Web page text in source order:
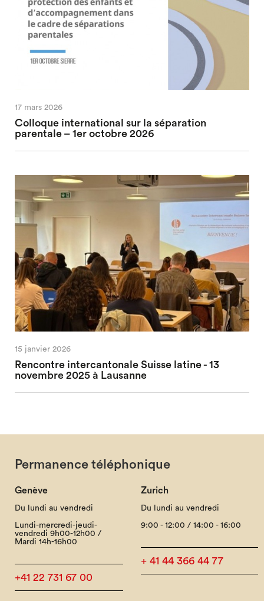
17 mars 2026
Colloque international sur la séparation
parentale – 1er octobre 2026
15 janvier 2026
Rencontre intercantonale Suisse latine - 13
novembre 2025 à Lausanne
Permanence téléphonique
Genève
Du lundi au vendredi
Lundi-mercredi-jeudi-
vendredi 9h00-12h00 /
Mardi 14h-16h00
+41 22 731 67 00
Zurich
Du lundi au vendredi
9:00 - 12:00 / 14:00 - 16:00
+ 41 44 366 44 77